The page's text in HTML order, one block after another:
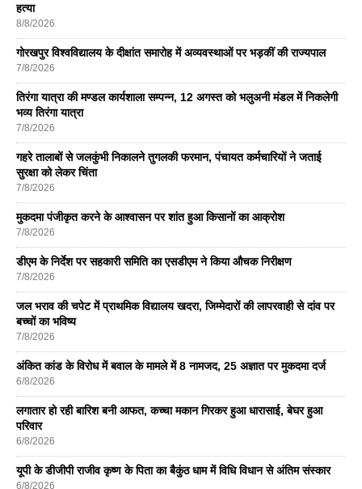
हत्या
8/8/2026
गोरखपुर विश्वविद्यालय के दीक्षांत समारोह में अव्यवस्थाओं पर भड़कीं की राज्यपाल
7/8/2026
तिरंगा यात्रा की मण्डल कार्यशाला सम्पन्न, 12 अगस्त को भलुअनी मंडल में निकलेगी
भव्य तिरंगा यात्रा
7/8/2026
गहरे तालाबों से जलकुंभी निकालने तुगलकी फरमान, पंचायत कर्मचारियों ने जताई
सुरक्षा को लेकर चिंता
7/8/2026
मुकदमा पंजीकृत करने के आश्वासन पर शांत हुआ किसानों का आक्रोश
7/8/2026
डीएम के निर्देश पर सहकारी समिति का एसडीएम ने किया औचक निरीक्षण
7/8/2026
जल भराव की चपेट में प्राथमिक विद्यालय खदरा, जिम्मेदारों की लापरवाही से दांव पर
बच्चों का भविष्य
7/8/2026
अंकित कांड के विरोध में बवाल के मामले में 8 नामजद, 25 अज्ञात पर मुकदमा दर्ज
6/8/2026
लगातार हो रही बारिश बनी आफत, कच्चा मकान गिरकर हुआ धारासाई, बेघर हुआ
परिवार
6/8/2026
यूपी के डीजीपी राजीव कृष्ण के पिता का बैकुंठ धाम में विधि विधान से अंतिम संस्कार
6/8/2026